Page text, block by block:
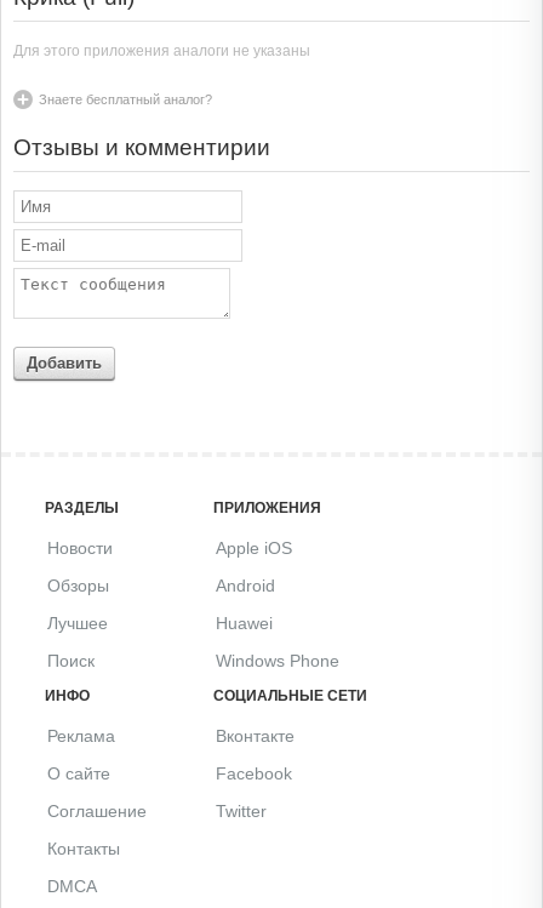
Для этого приложения аналоги не указаны
Знаете бесплатный аналог?
Отзывы и комментирии
Добавить
РАЗДЕЛЫ
Новости
Обзоры
Лучшее
Поиск
ПРИЛОЖЕНИЯ
Apple iOS
Android
Huawei
Windows Phone
ИНФО
Реклама
О сайте
Соглашение
Контакты
DMCA
СОЦИАЛЬНЫЕ СЕТИ
Вконтакте
Facebook
Twitter